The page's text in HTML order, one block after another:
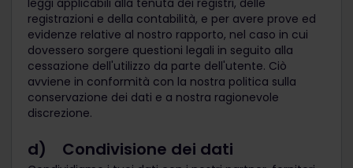
leggi applicabili alla tenuta dei registri, delle
registrazioni e della contabilità, e per avere prove ed
evidenze relative al nostro rapporto, nel caso in cui
dovessero sorgere questioni legali in seguito alla
cessazione dell'utilizzo da parte dell'utente. Ciò
avviene in conformità con la nostra politica sulla
conservazione dei dati e a nostra ragionevole
discrezione.
d) Condivisione dei dati